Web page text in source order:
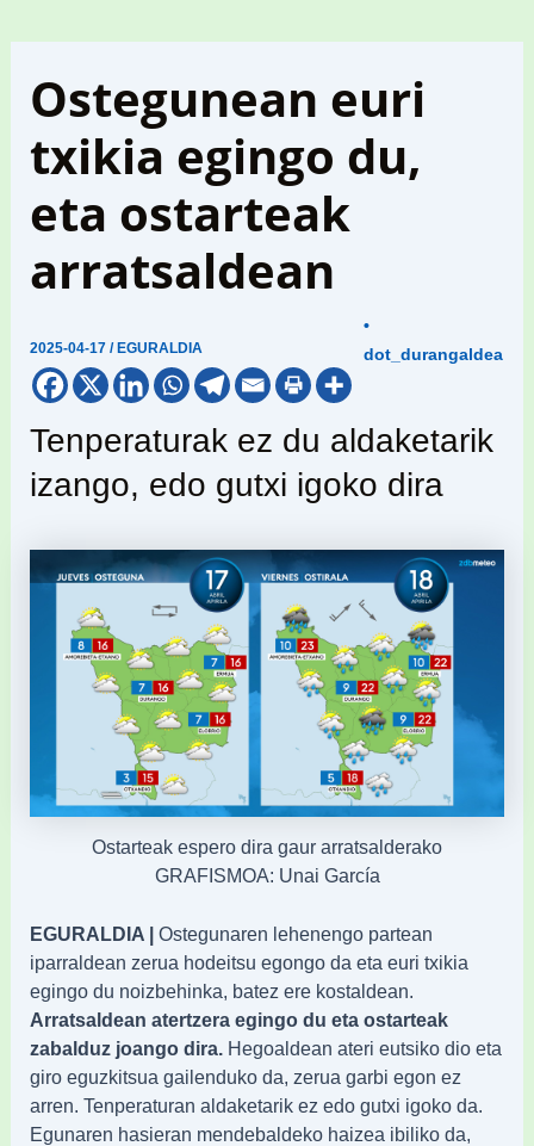
Ostegunean euri
txikia egingo du,
eta ostarteak
arratsaldean
2025-04-17/ EGURALDIA
•
dot_durangaldea
Tenperaturak ez du aldaketarik
izango, edo gutxi igoko dira
Ostarteak espero dira gaur arratsalderako
GRAFISMOA: Unai García
EGURALDIA |Ostegunaren lehenengo partean
iparraldean zerua hodeitsu egongo da eta euri txikia
egingo du noizbehinka, batez ere kostaldean.
Arratsaldean atertzera egingo du eta ostarteak
zabalduz joango dira. Hegoaldean ateri eutsiko dio eta
giro eguzkitsua gailenduko da, zerua garbi egon ez
arren. Tenperaturan aldaketarik ez edo gutxi igoko da.
Egunaren hasieran mendebaldeko haizea ibiliko da,